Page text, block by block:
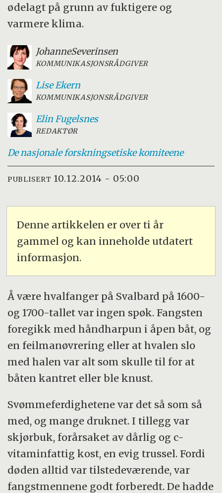
ødelagt på grunn av fuktigere og
varmere klima.
JohanneSeverinsen
KOMMUNIKASJONSRÅDGIVER
LiseEkern
KOMMUNIKASJONSRÅDGIVER
Elin Fugelsnes
REDAKTØR
De nasjonaleforskningsetiske komiteene
PUBLISERT 10.12.2014 - 05:00
Denne artikkelen er over ti år
gammel og kan inneholde utdatert
informasjon.
Å være hvalfanger på Svalbard på 1600-
og 1700-tallet var ingen spøk. Fangsten
foregikk med håndharpun i åpen båt, og
en feilmanøvrering eller at hvalen slo
med halen var alt som skulle til for at
båten kantret eller ble knust.
Svømmeferdighetene var det så som så
med, og mange druknet. I tillegg var
skjørbuk, forårsaket av dårlig og c-
vitaminfattig kost, en evig trussel. Fordi
døden alltid var tilstedeværende, var
fangstmennene godt forberedt. De hadde